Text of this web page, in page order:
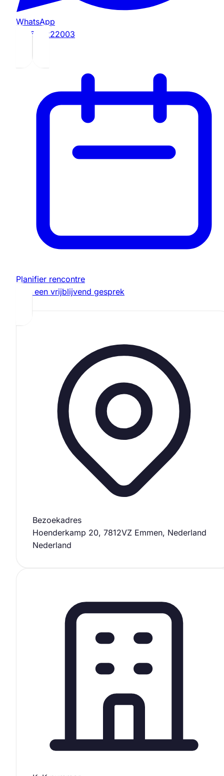
WhatsApp
+31629222003
Planifier rencontre
Plan een vrijblijvend gesprek
Bezoekadres
Hoenderkamp 20, 7812VZ Emmen, Nederland
Nederland